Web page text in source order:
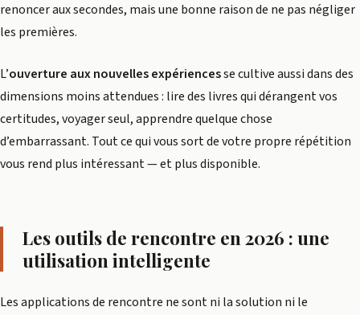
renoncer aux secondes, mais une bonne raison de ne pas négliger
les premières.
L’ouverture aux nouvelles expériencesse cultive aussi dans des
dimensions moins attendues : lire des livres qui dérangent vos
certitudes, voyager seul, apprendre quelque chose
d’embarrassant. Tout ce qui vous sort de votre propre répétition
vous rend plus intéressant — et plus disponible.
Les outils de rencontre en 2026 : une
utilisation intelligente
Les applications de rencontre ne sont ni la solution ni le